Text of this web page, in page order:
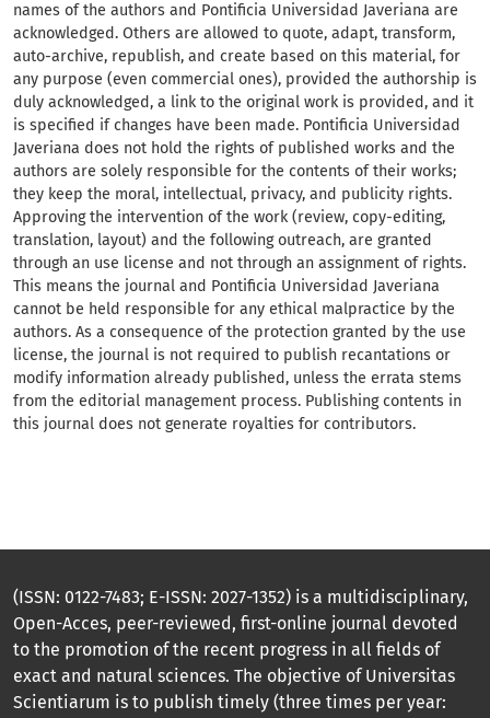
names of the authors and Pontificia Universidad Javeriana are
acknowledged. Others are allowed to quote, adapt, transform,
auto-archive, republish, and create based on this material, for
any purpose (even commercial ones), provided the authorship is
duly acknowledged, a link to the original work is provided, and it
is specified if changes have been made. Pontificia Universidad
Javeriana does not hold the rights of published works and the
authors are solely responsible for the contents of their works;
they keep the moral, intellectual, privacy, and publicity rights.
Approving the intervention of the work (review, copy-editing,
translation, layout) and the following outreach, are granted
through an use license and not through an assignment of rights.
This means the journal and Pontificia Universidad Javeriana
cannot be held responsible for any ethical malpractice by the
authors. As a consequence of the protection granted by the use
license, the journal is not required to publish recantations or
modify information already published, unless the errata stems
from the editorial management process. Publishing contents in
this journal does not generate royalties for contributors.
(ISSN: 0122-7483; E-ISSN: 2027-1352) is a multidisciplinary,
Open-Acces, peer-reviewed, first-online journal devoted
to the promotion of the recent progress in all fields of
exact and natural sciences. The objective of Universitas
Scientiarum is to publish timely (three times per year: